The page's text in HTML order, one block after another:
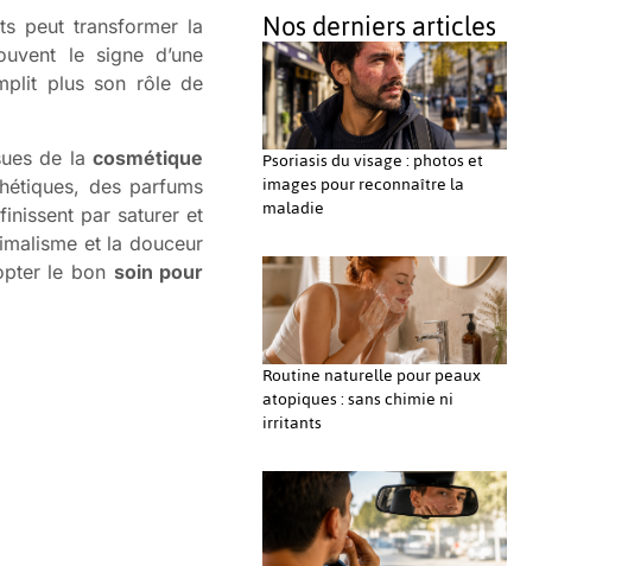
peut transformer la
le signe d’une
plus son rôle de
de lacosmétique
des parfums
par saturer et
et la douceur
le bon soin pour
Nos derniers articles
Psoriasis du visage : photos et
images pour reconnaître la
maladie
Routine naturelle pour peaux
atopiques : sans chimie ni
irritants